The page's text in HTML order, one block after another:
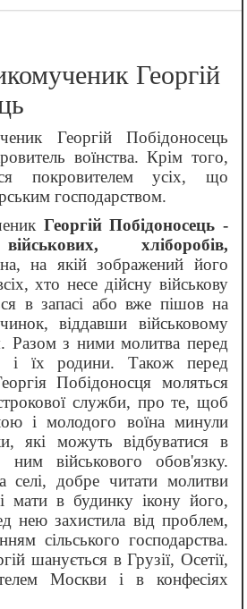
Георгій
Георгій Побідоносець
воїнства. Крім того,
покровителем усіх, що
господарством.
Георгій Побідоносець -
хліборобів,
на якій зображений його
хто несе дійсну військову
в запасі або вже пішов на
віддавши військовому
Разом з ними молитва перед
і їх родини. Також перед
Побідоносця моляться
служби, про те, щоб
і молодого воїна минули
які можуть відбуватися в
ним військового обов'язку.
добре читати молитви
мати в будинку ікону його,
нею захистила від проблем,
сільського господарства.
шанується в Грузії, Осетії,
Москви і в конфесіях